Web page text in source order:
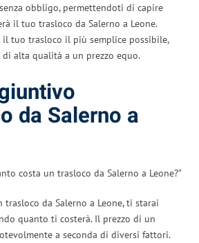
obbligo, permettendoti di capire
il tuo trasloco da Salerno a Leone.
il tuo trasloco il più semplice possibile,
alta qualità a un prezzo equo.
da Salerno a
costa un trasloco da Salerno a Leone?”
da Salerno a Leone, ti starai
quanto ti costerà. Il prezzo di un
a seconda di diversi fattori.